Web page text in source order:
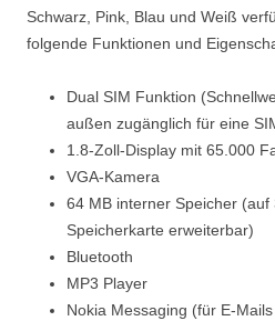
Schwarz, Pink, Blau und Weiß
folgende Funktionen und
Dual SIM Funktion
außen zugänglich für eine
1.8-Zoll-Display mit 65.000
VGA-Kamera
64 MB interner Speicher (auf
Speicherkarte erweiterbar)
Bluetooth
MP3 Player
Nokia Messaging (für E-